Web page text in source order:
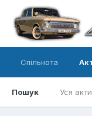
Спільнота
Пошук Уся